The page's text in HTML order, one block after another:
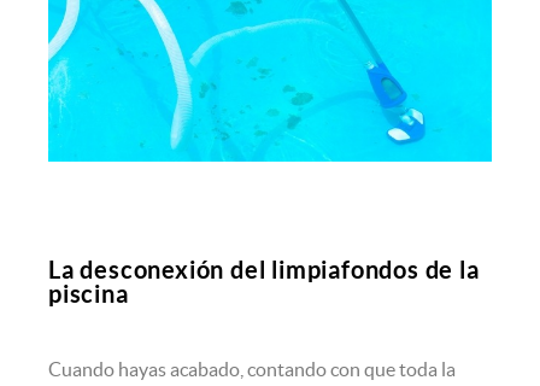
La desconexión del limpiafondos de la
piscina
Cuando hayas acabado, contando con que toda la